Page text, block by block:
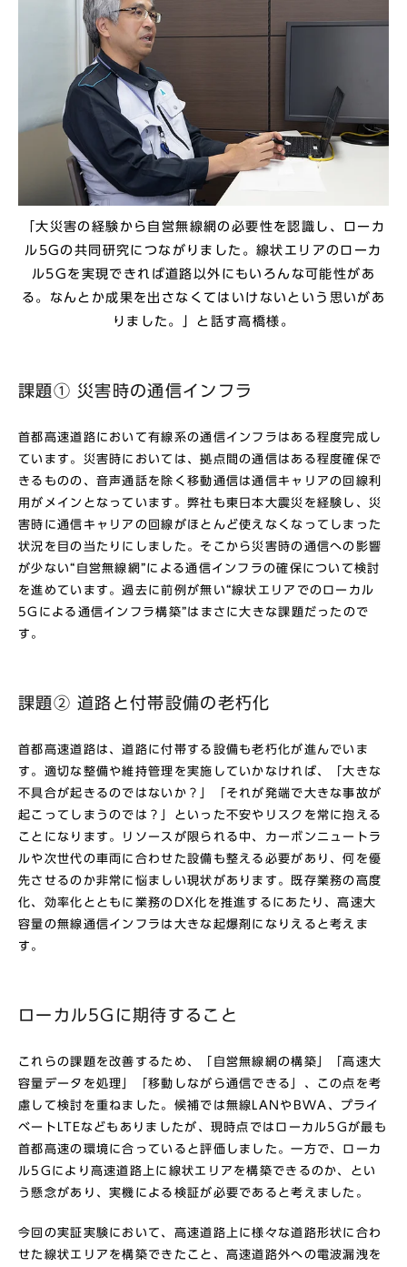
「大災害の経験から自営無線網の必要性を認識し、ローカ
ル5Gの共同研究につながりました。線状エリアのローカ
ル5Gを実現できれば道路以外にもいろんな可能性があ
る。なんとか成果を出さなくてはいけないという思いがあ
りました。」と話す高橋様。
課題① 災害時の通信インフラ
首都高速道路において有線系の通信インフラはある程度完成し
ています。災害時においては、拠点間の通信はある程度確保で
きるものの、音声通話を除く移動通信は通信キャリアの回線利
用がメインとなっています。弊社も東日本大震災を経験し、災
害時に通信キャリアの回線がほとんど使えなくなってしまった
状況を目の当たりにしました。そこから災害時の通信への影響
が少ない“自営無線網”による通信インフラの確保について検討
を進めています。過去に前例が無い“線状エリアでのローカル
5Gによる通信インフラ構築”はまさに大きな課題だったので
す。
課題② 道路と付帯設備の老朽化
首都高速道路は、道路に付帯する設備も老朽化が進んでいま
す。適切な整備や維持管理を実施していかなければ、「大きな
不具合が起きるのではないか？」「それが発端で大きな事故が
起こってしまうのでは？」といった不安やリスクを常に抱える
ことになります。リソースが限られる中、カーボンニュートラ
ルや次世代の車両に合わせた設備も整える必要があり、何を優
先させるのか非常に悩ましい現状があります。既存業務の高度
化、効率化とともに業務のDX化を推進するにあたり、高速大
容量の無線通信インフラは大きな起爆剤になりえると考えま
す。
ローカル5Gに期待すること
これらの課題を改善するため、「自営無線網の構築」「高速大
容量データを処理」「移動しながら通信できる」、この点を考
慮して検討を重ねました。 候補では無線LANやBWA、プライ
ベートLTEなどもありましたが、現時点ではローカル5Gが最も
首都高速の環境に合っていると評価しました。一方で、ローカ
ル5Gにより高速道路上に線状エリアを構築できるのか、とい
う懸念があり、実機による検証が必要であると考えました。
今回の実証実験において、高速道路上に様々な道路形状に合わ
せた線状エリアを構築できたこと、高速道路外への電波漏洩を